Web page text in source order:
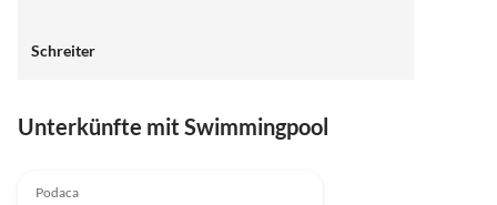
Schreiter
Unterkünfte mit Swimmingpool
Podaca